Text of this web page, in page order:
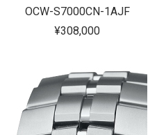
OCW-S7000CN-1AJF
¥308,000